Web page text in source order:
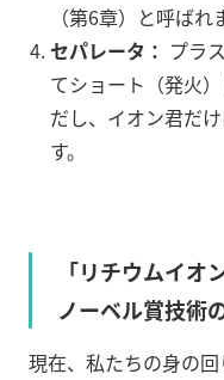
（第6章）と呼ばれ
セパレータ： プラ
てショート（発火
だし、イオン君だ
す。
「リチウムイオ
ノーベル賞技術
現在、私たちの身の